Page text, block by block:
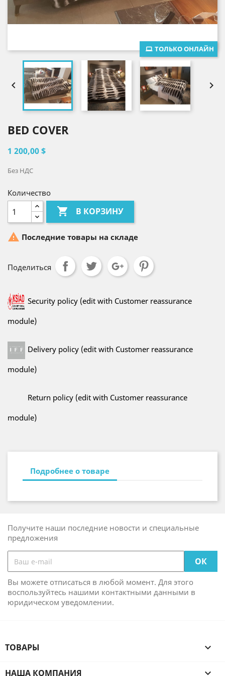
ТОЛЬКО ОНЛАЙН
 
BED COVER
1 200,00 $
Без НДС
Количество
 В КОРЗИНУ
 Последние товары на складе
Поделиться
Security policy (edit with Customer reassurance
module)
Delivery policy (edit with Customer reassurance
module)
Return policy (edit with Customer reassurance
module)
Подробнее о товаре
Получите наши последние новости и специальные
предложения
Вы можете отписаться в любой момент. Для этого
воспользуйтесь нашими контактными данными в
юридическом уведомлении.
ТОВАРЫ 
НАША КОМПАНИЯ 